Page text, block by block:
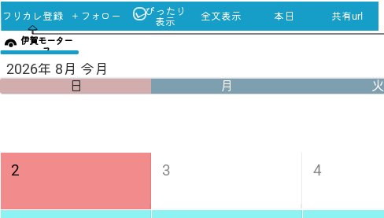
伊賀モーター
ス
共有url
本日
全文表示
ぴったり
表示
＋フォロー
フリカレ登録
2 3 4
2026年 8月 今月
日 月 火